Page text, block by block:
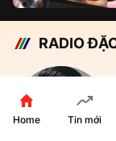
RADIO
Home Tin mới